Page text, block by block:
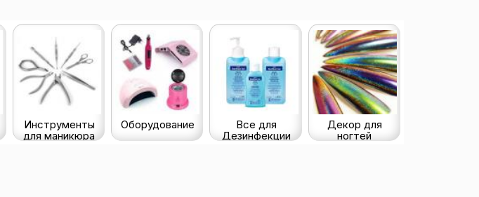
Инструменты
для маникюра
Оборудование
Все для
Дезинфекции
Декор для
ногтей